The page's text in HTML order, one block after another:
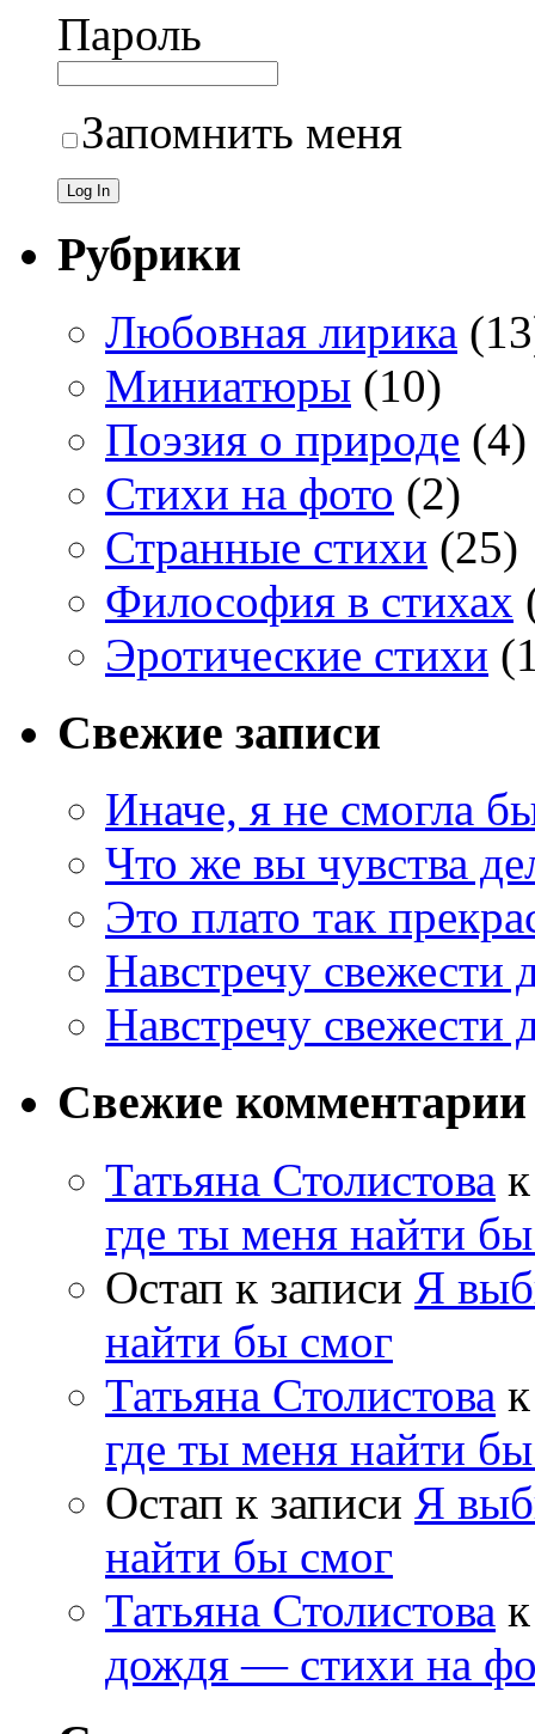
Пароль
Запомнить меня
Рубрики
Любовная лирика
Миниатюры (10)
Поэзия о природе (4)
Стихи на фото (2)
Странные стихи (25)
Философия в стихах
Эротические стихи
Свежие записи
Иначе, я не смогла
Что же вы чувства
Это плато так
Навстречу
Навстречу свежести
Свежие комментарии
Татьяна Столистова
где ты меня найти
Остап к записи Я
найти бы смог
Татьяна Столистова
где ты меня найти
Остап к записи Я
найти бы смог
Татьяна Столистова
дождя — стихи на